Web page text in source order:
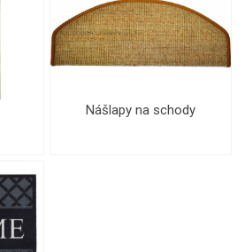
Nášlapy na schody